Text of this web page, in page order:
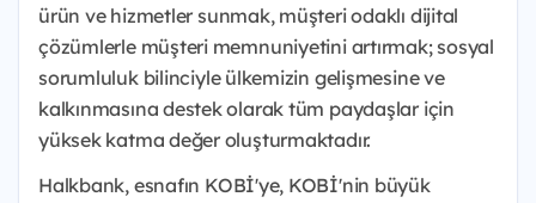
ürün ve hizmetler sunmak, müşteri odaklı dijital
çözümlerle müşteri memnuniyetini artırmak; sosyal
sorumluluk bilinciyle ülkemizin gelişmesine ve
kalkınmasına destek olarak tüm paydaşlar için
yüksek katma değer oluşturmaktadır.
Halkbank, esnafın KOBİ'ye, KOBİ'nin büyük